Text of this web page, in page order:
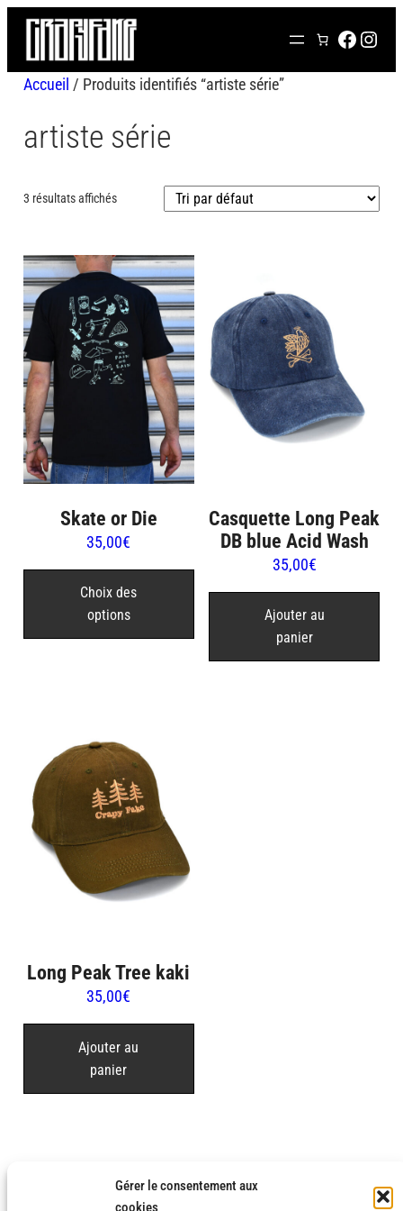
Gérer le consentement aux
cookies
Aller
contenu
Accueil / Produits identifiés “artiste série”
artiste série
3 résultats affichés
Skate or Die
35,00€
Choix des
options
Ce
produit
plusieurs
variations.
Casquette Long Peak
DB blue Acid Wash
35,00€
Ajouter au
panier
Long Peak Tree kaki
35,00€
Ajouter au
panier